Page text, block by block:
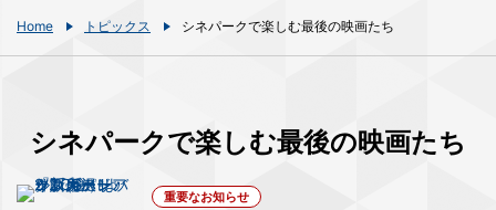
Home トピックス シネパークで楽しむ最後の映画たち
シネパークで楽しむ最後の映画たち
重要なお知らせ